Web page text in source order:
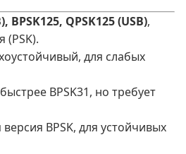
BPSK125, QPSK125 (USB),
(PSK).
для слабых
BPSK31, но требует
версия BPSK, для устойчивых